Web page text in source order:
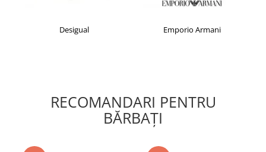
Desigual Emporio Armani
RECOMANDARI PENTRU
BĂRBAŢI